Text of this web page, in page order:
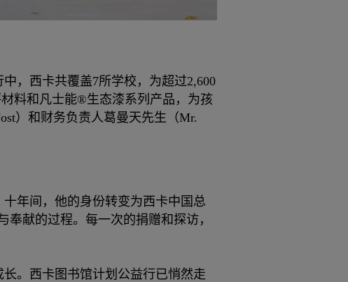
，西卡共覆盖7所学校，为超过2,600
料和凡士能®生态漆系列产品，为孩
）和财务负责人葛曼天先生（Mr.
年间，他的身份转变为西卡中国总
献的过程。每一次的捐赠和探访，
。西卡图书馆计划公益行已悄然走